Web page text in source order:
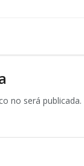
no será publicada.